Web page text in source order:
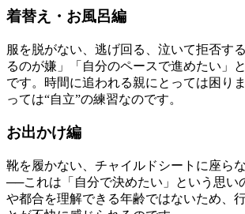
着替え・お風呂編
服を脱がない、逃げ回る、泣いて拒否す
るのが嫌」「自分のペースで進めたい」
です。時間に追われる親にとっては困り
っては“自立”の練習なのです。
お出かけ編
靴を履かない、チャイルドシートに座ら
──これは「自分で決めたい」という思い
や都合を理解できる年齢ではないため、